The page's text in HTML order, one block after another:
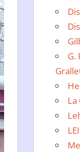
G.
La